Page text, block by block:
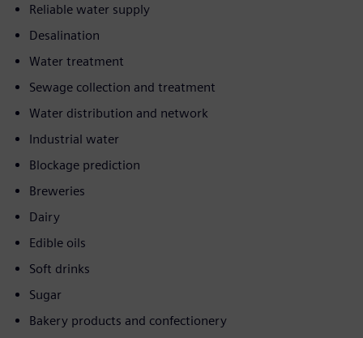
Reliable water supply
Desalination
Water treatment
Sewage collection and treatment
Water distribution and network
Industrial water
Blockage prediction
Breweries
Dairy
Edible oils
Soft drinks
Sugar
Bakery products and confectionery